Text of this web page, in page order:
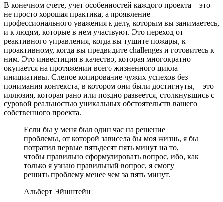
В конечном счете, учет особенностей каждого проекта – это
не просто хорошая практика, а проявление
профессионального уважения к делу, которым вы занимаетесь,
и к людям, которые в нем участвуют. Это переход от
реактивного управления, когда вы тушите пожары, к
проактивному, когда вы предвидите challenges и готовитесь к
ним. Это инвестиция в качество, которая многократно
окупается на протяжении всего жизненного цикла
инициативы. Слепое копирование чужих успехов без
понимания контекста, в котором они были достигнуты, – это
иллюзия, которая рано или поздно развеется, столкнувшись с
суровой реальностью уникальных обстоятельств вашего
собственного проекта.
Если бы у меня был один час на решение
проблемы, от которой зависела бы моя жизнь, я бы
потратил первые пятьдесят пять минут на то,
чтобы правильно сформулировать вопрос, ибо, как
только я узнаю правильный вопрос, я смогу
решить проблему менее чем за пять минут.
Альберт Эйнштейн